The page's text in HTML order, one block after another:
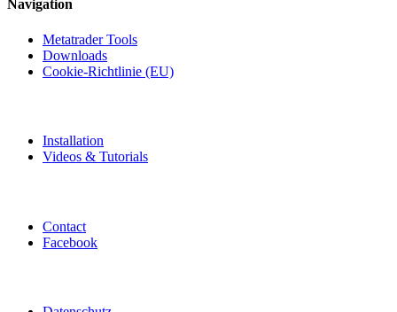
Navigation
Metatrader Tools
Downloads
Cookie-Richtlinie (EU)
Installation
Videos & Tutorials
Contact
Facebook